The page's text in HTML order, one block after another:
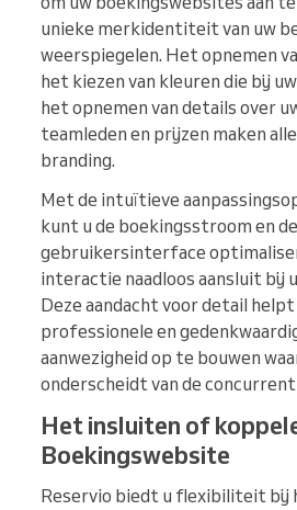
unieke merkidentiteit van uw
weerspiegelen. Het opnemen
het kiezen van kleuren die bij
het opnemen van details over
teamleden en prijzen maken
branding.
Met de intuïtieve
kunt u de boekingsstroom en de
gebruikersinterface
interactie naadloos aansluit bij
Deze aandacht voor detail helpt
professionele en
aanwezigheid op te bouwen
onderscheidt van de
Het insluiten of
Boekingswebsite
Reservio biedt u flexibiliteit bij